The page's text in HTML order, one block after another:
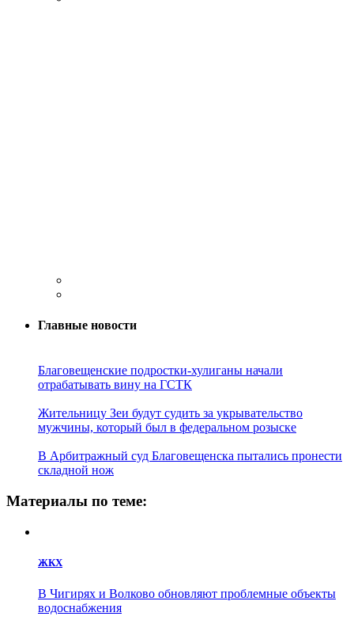
Главные новости
Благовещенские подростки-хулиганы начали
отрабатывать вину на ГСТК
Жительницу Зеи будут судить за укрывательство
мужчины, который был в федеральном розыске
В Арбитражный суд Благовещенска пытались пронести
складной нож
Материалы по теме:
ЖКХ
В Чигирях и Волково обновляют проблемные объекты
водоснабжения